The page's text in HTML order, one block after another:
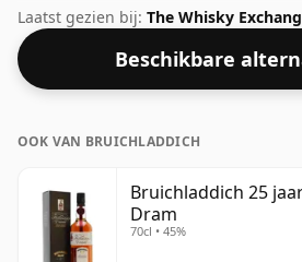
genieten van de textuur en het
sterke drank.
Laatst gezien bij: The Whisky
Beschikbare
OOK VAN BRUICHLADDICH
Bruichladdich 25
Dram
70cl • 45%